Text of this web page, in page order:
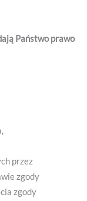
Państwo prawo
przez
zgody
zgody